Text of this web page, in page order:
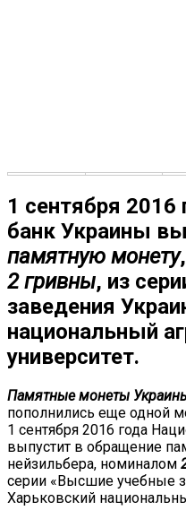
1 сентября
банк Украины
памятную монету,
2 гривны, из
заведения
национальный
университет.
Памятные монеты
пополнились еще одной
1 сентября 2016 года
выпустит в обращение
нейзильбера, номиналом
серии «Высшие учебные
Харьковский